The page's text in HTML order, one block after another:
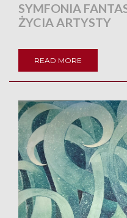
SYMFONIA
ŻYCIA ARTYSTY
READ MORE